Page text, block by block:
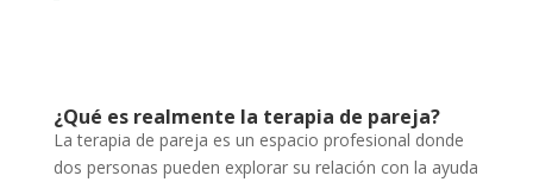
¿Qué es realmente la terapia de pareja?
La terapia de pareja es un espacio profesional donde
dos personas pueden explorar su relación con la ayuda